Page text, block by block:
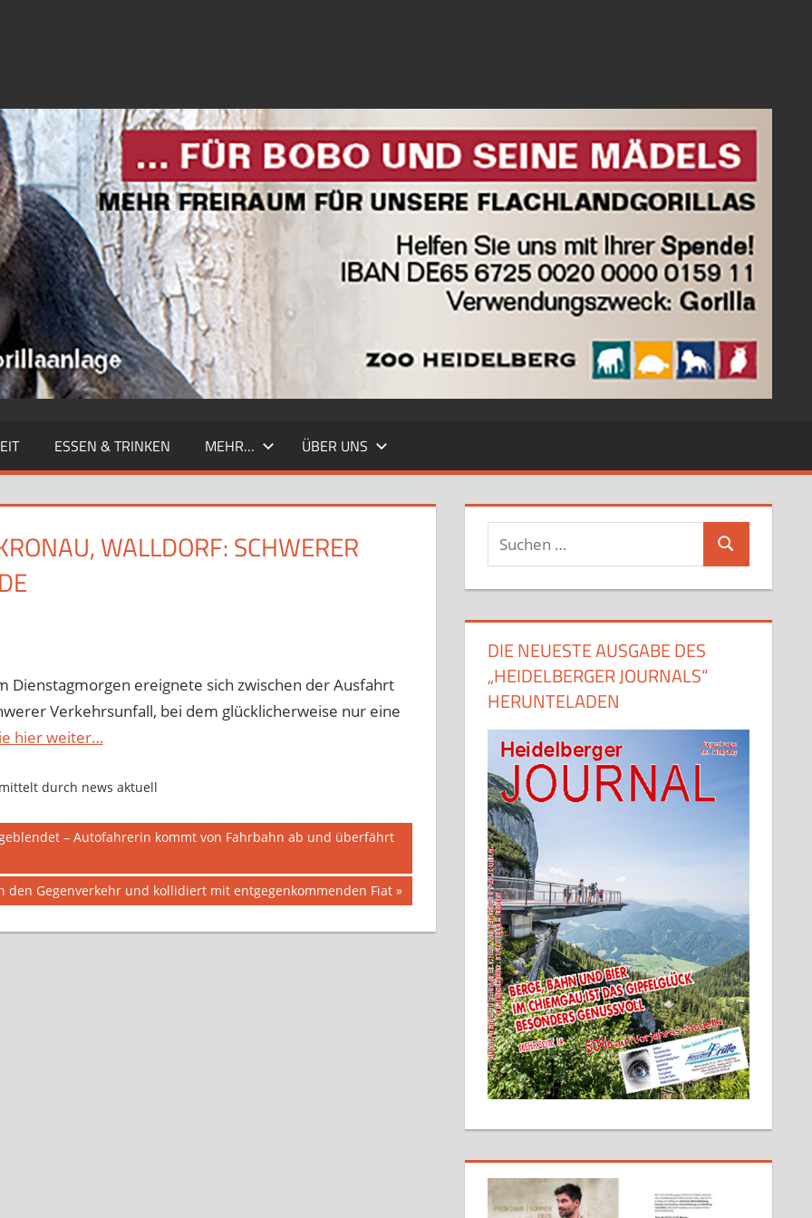
ESSEN & TRINKEN MEHR… ÜBER UNS
WALLDORF: SCHWERER
Dienstagmorgen ereignete sich zwischen der Ausfahrt
Verkehrsunfall, bei dem glücklicherweise nur eine
hier weiter…
durch news aktuell
– Autofahrerin kommt von Fahrbahn ab und überfährt
den Gegenverkehr und kollidiert mit entgegenkommenden Fiat
Suchen
Suchen
DIE NEUESTE AUSGABE DES
„HEIDELBERGER JOURNALS“
HERUNTELADEN